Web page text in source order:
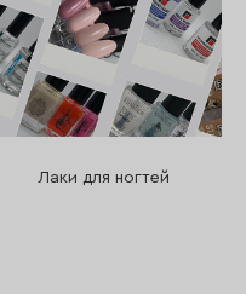
Лаки для ногтей